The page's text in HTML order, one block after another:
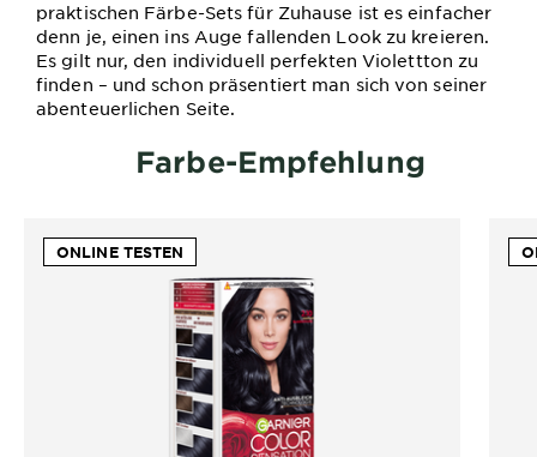
praktischen Färbe-Sets für Zuhause ist es einfacher
denn je, einen ins Auge fallenden Look zu kreieren.
Es gilt nur, den individuell perfekten Violettton zu
finden – und schon präsentiert man sich von seiner
abenteuerlichen Seite.
Farbe-Empfehlung
ONLINE TESTEN